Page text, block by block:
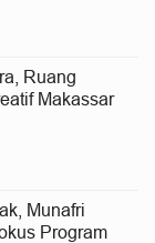
Ruang
Makassar
Munafri
Program